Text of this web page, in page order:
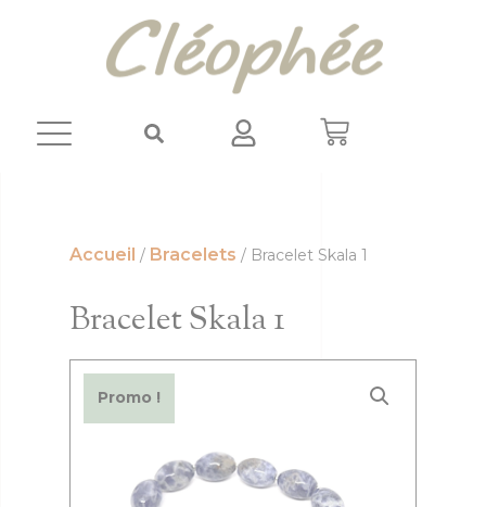
Accueil / Bracelets / Bracelet Skala 1
Bracelet Skala 1
Promo !